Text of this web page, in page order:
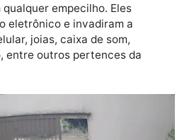
Publicidade
a tranquilidade da rua
qualquer empecilho. Eles
eletrônico e invadiram a
joias, caixa de som,
entre outros pertences da